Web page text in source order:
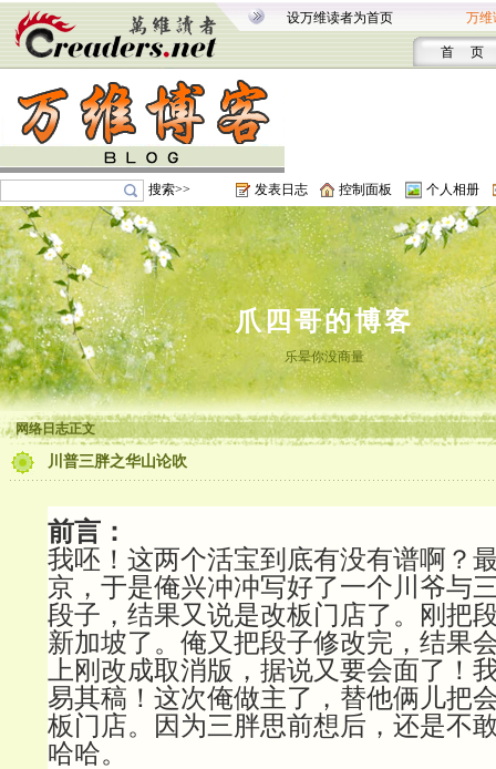
设万维读者为首页 万维
首 页
搜索>> 发表日志 控制面板 个人相册
爪四哥的博客
乐晕你没商量
网络日志正文
川普三胖之华山论吹
前言：
我呸！这两个活宝到底有没有谱啊？
京，于是俺兴冲冲写好了一个川爷与
段子，结果又说是改板门店了。刚把
新加坡了。俺又把段子修改完，结果
上刚改成取消版，据说又要会面了！
易其稿！这次俺做主了，替他俩儿把
板门店。因为三胖思前想后，还是不
哈哈。